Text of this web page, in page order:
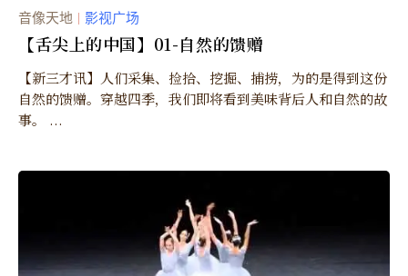
音像天地 ｜ 影视广场
【舌尖上的中国】01-自然的馈赠
【新三才讯】人们采集、捡拾、挖掘、捕捞，为的是得到这份
自然的馈赠。穿越四季，我们即将看到美味背后人和自然的故
事。 ...